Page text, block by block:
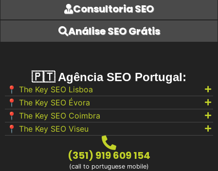
Consultoria SEO
Análise SEO Grátis
🇵🇹 Agência SEO Portugal:
📍 The Key SEO Lisboa
📍 The Key SEO Évora
📍 The Key SEO Coimbra
📍 The Key SEO Viseu
(351) 919 609 154
(call to portuguese mobile)